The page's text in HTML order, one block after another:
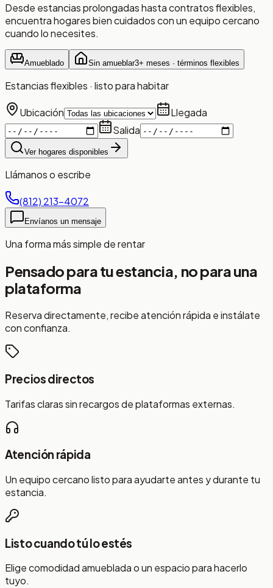
Desde estancias prolongadas hasta contratos flexibles,
encuentra hogares bien cuidados con un equipo cercano
cuando lo necesites.
Amueblado Sin amueblar3+ meses · términos flexibles
Estancias flexibles · listo para habitar
Ubicación
Llegada
Salida
Ver hogares disponibles
Llámanos o escribe
(812) 213-4072
Envíanos un mensaje
Una forma más simple de rentar
Pensado para tu estancia, no para una
plataforma
Reserva directamente, recibe atención rápida e instálate
con confianza.
Precios directos
Tarifas claras sin recargos de plataformas externas.
Atención rápida
Un equipo cercano listo para ayudarte antes y durante tu
estancia.
Listo cuando tú lo estés
Elige comodidad amueblada o un espacio para hacerlo
tuyo.